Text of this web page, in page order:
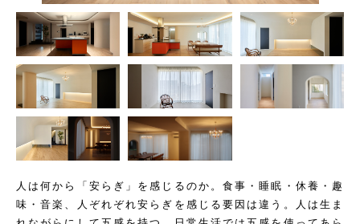
人は何から「安らぎ」を感じるのか。食事・睡眠・休養・趣
味・音楽、人ぞれぞれ安らぎを感じる要因は違う。人は生ま